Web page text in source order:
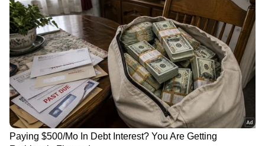
നൽകി.
റെഡ്ഡിറ്റിൽ ചാ സാ-സൂണിന്റെ കഥ വീണ്ടും
വൈറലായതോടെ നിരവധി പേരാണ് അവരെ
അഭിനന്ദിച്ചുകൊണ്ട് വീണ്ടും
രംഗത്തെത്തിയിരിക്കുന്നത്. 959 തവണ
വീണതിനുശേഷം ഉള്ള അവളുടെ
ഉയർത്തെഴുന്നേൽപ്പ് ഏറെ